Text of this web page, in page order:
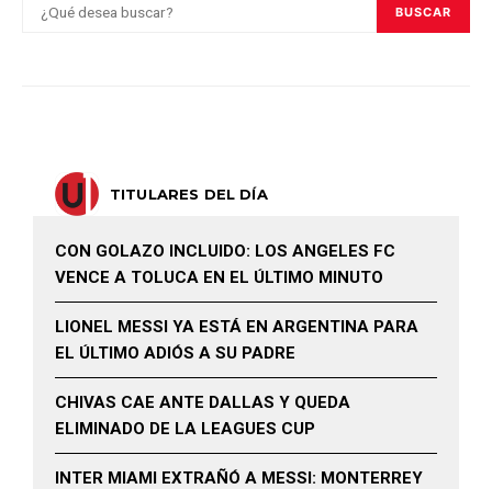
BUSCAR
TITULARES DEL DÍA
CON GOLAZO INCLUIDO: LOS ANGELES FC
VENCE A TOLUCA EN EL ÚLTIMO MINUTO
LIONEL MESSI YA ESTÁ EN ARGENTINA PARA
EL ÚLTIMO ADIÓS A SU PADRE
CHIVAS CAE ANTE DALLAS Y QUEDA
ELIMINADO DE LA LEAGUES CUP
INTER MIAMI EXTRAÑÓ A MESSI: MONTERREY